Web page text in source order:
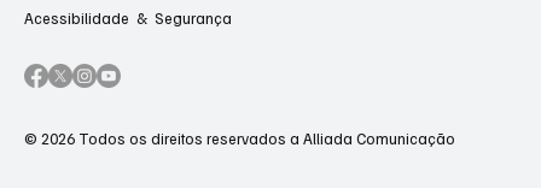
Acessibilidade & Segurança
© 2026 Todos os direitos reservados a Alliada Comunicação